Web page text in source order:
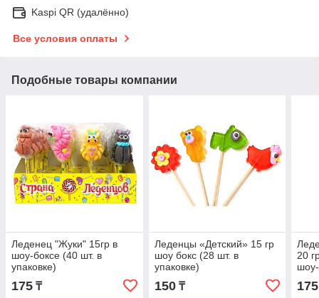
Kaspi QR (удалённо)
Все условия оплаты
Подобные товары компании
Леденец "Жуки" 15гр в
шоу-боксе (40 шт. в
упаковке)
175 ₸
Леденцы «Детский» 15 гр
шоу бокс (28 шт. в
упаковке)
150₸
20
175